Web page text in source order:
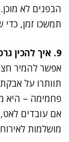
הבפנים לא
תמשכו זמן,
9. איך להכין גרסה דלת פחמימות?
אפשר להמיר
תוותרו על
פחמימה – היא
אם עובדים לאט,
מושלמות